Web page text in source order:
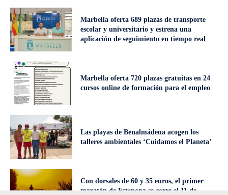
Marbella oferta 689 plazas de transporte
escolar y universitario y estrena una
aplicación de seguimiento en tiempo real
Marbella oferta 720 plazas gratuitas en 24
cursos online de formación para el empleo
Las playas de Benalmádena acogen los
talleres ambientales ‘Cuidamos el Planeta’
Con dorsales de 60 y 35 euros, el primer
maratón de Estepona se corre el 11 de